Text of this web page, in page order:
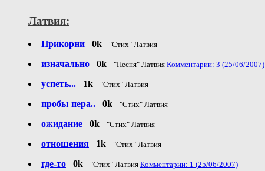
Латвия:
Прикорни 0k "Стих" Латвия
изначально 0k "Песня" Латвия Комментарии: 3 (25/06/2007)
успеть... 1k "Стих" Латвия
пробы пера.. 0k "Стих" Латвия
ожидание 0k "Стих" Латвия
отношения 1k "Стих" Латвия
где-то 0k "Стих" Латвия Комментарии: 1 (25/06/2007)